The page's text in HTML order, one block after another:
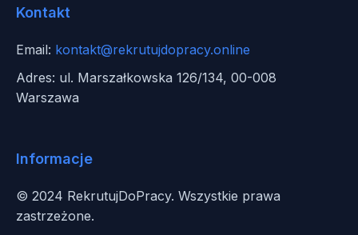
Kontakt
Email: kontakt@rekrutujdopracy.online
Adres: ul. Marszałkowska 126/134, 00-008
Warszawa
Informacje
© 2024 RekrutujDoPracy. Wszystkie prawa
zastrzeżone.